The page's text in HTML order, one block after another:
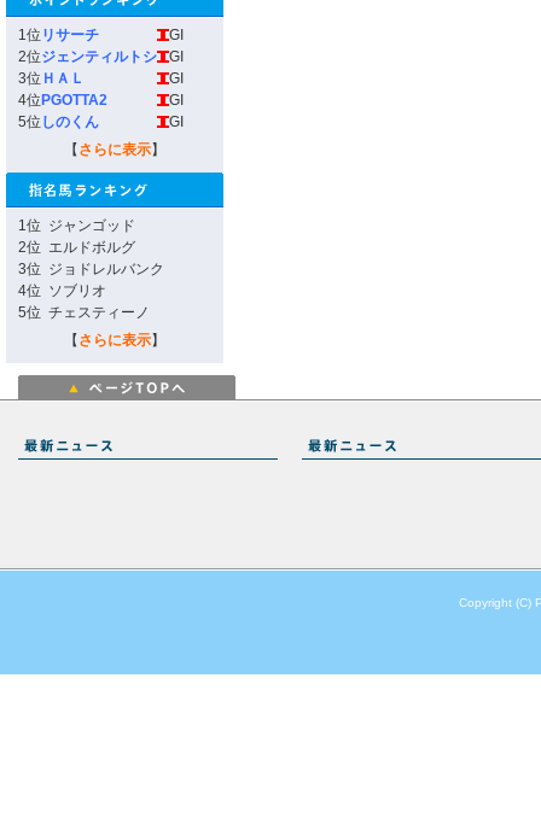
1位 リサーチ
GI
2位ジェンティルトシ
GI
3位 ＨＡＬ
GI
4位 PGOTTA2
GI
5位 しのくん
GI
【 さらに表示】
1位 ジャンゴッド
2位 エルドボルグ
3位 ジョドレルバンク
4位 ソブリオ
5位 チェスティーノ
【 さらに表示】
Copyright (C)